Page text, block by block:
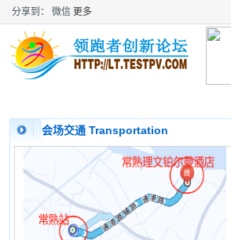
分享到： 微信 更多
会场交通 Transportation